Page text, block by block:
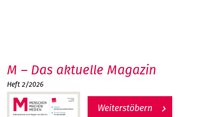
M – Das aktuelle Magazin
Heft 2/2026
Weiterstöbern